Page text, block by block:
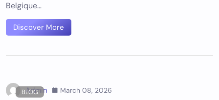
Belgique…
Discover More
BLOG
Admin March 08, 2026